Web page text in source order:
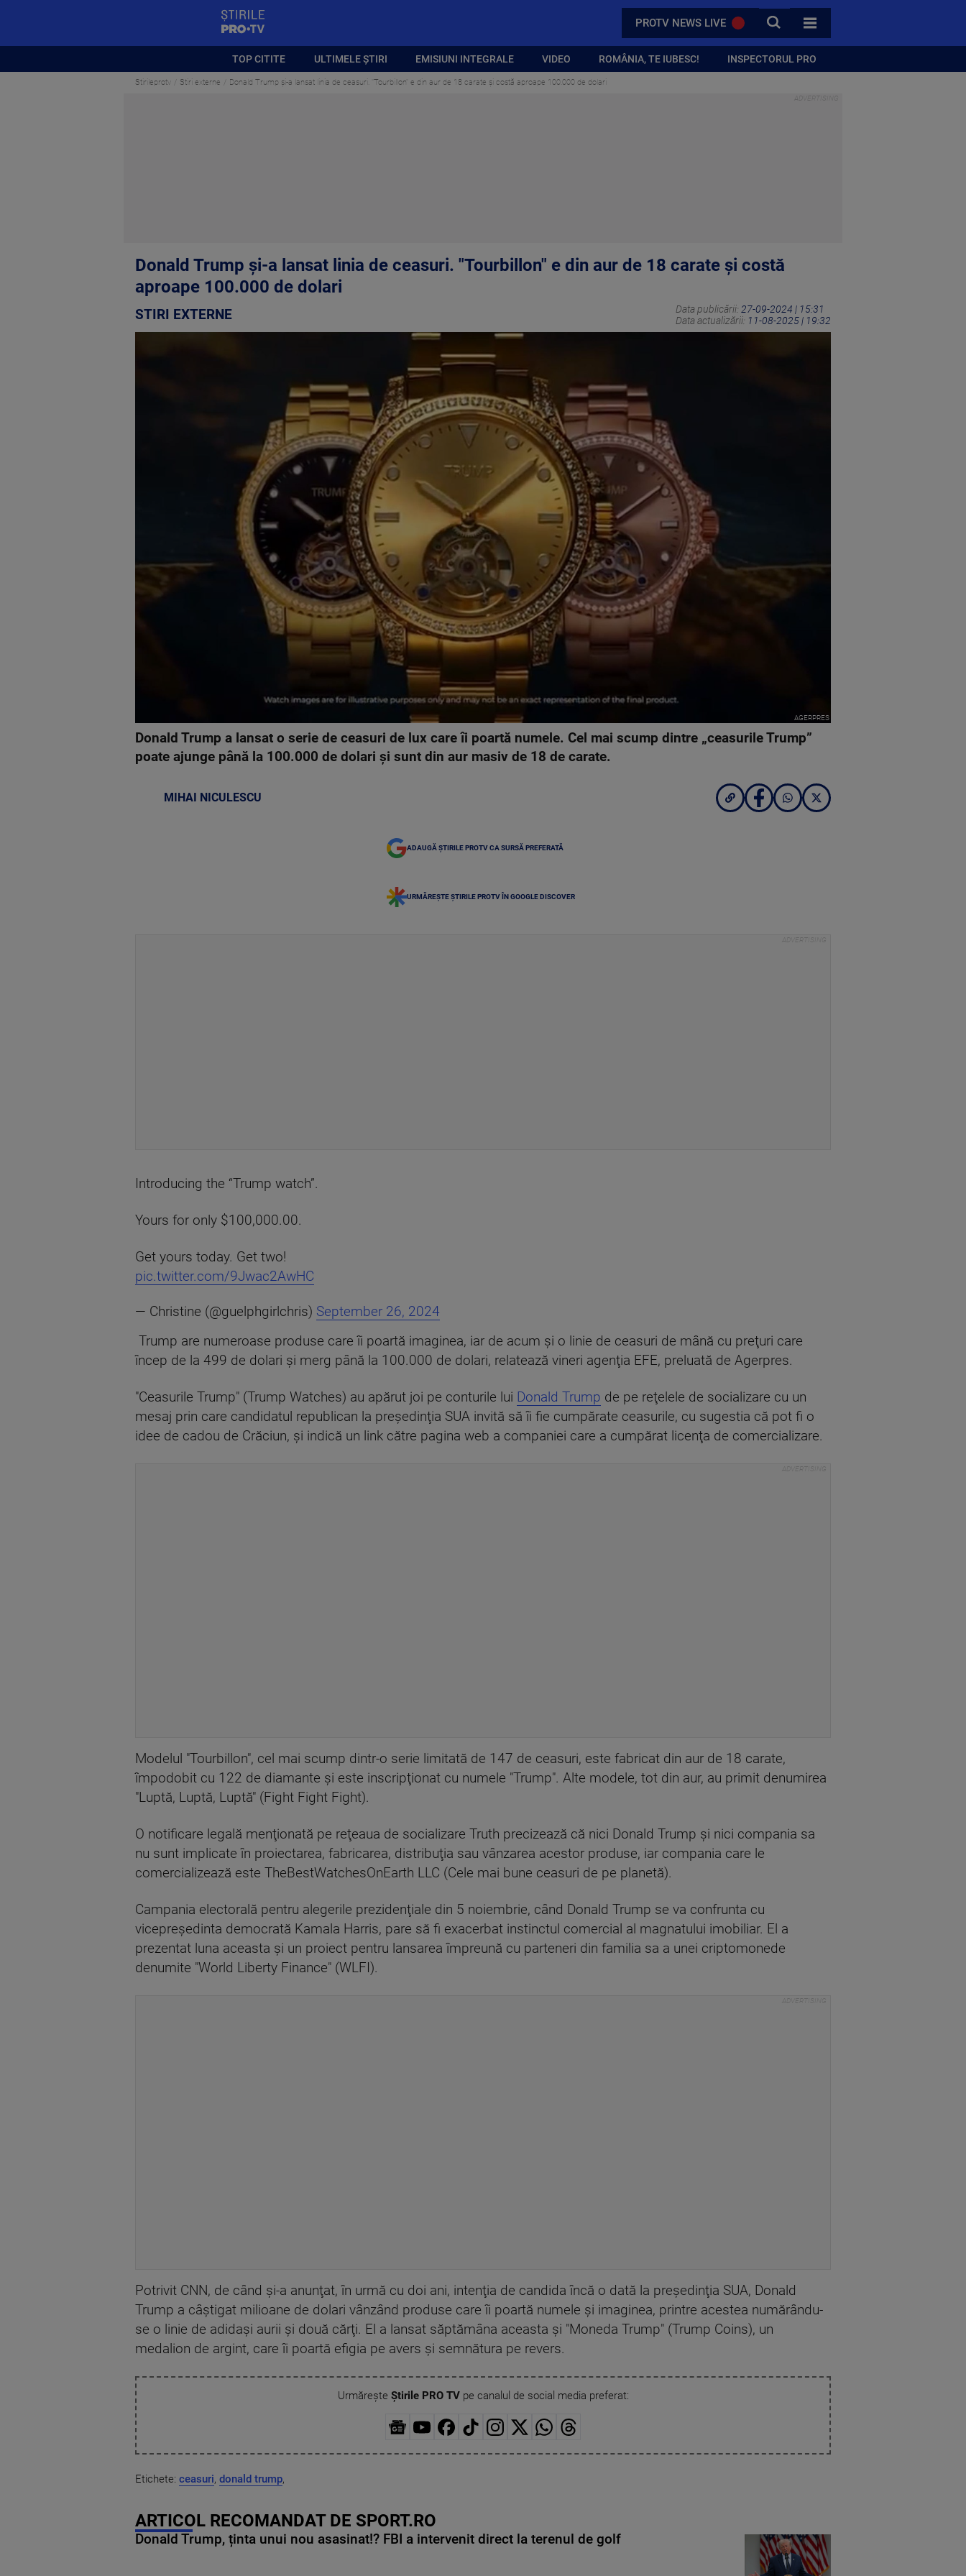
PROTV NEWS LIVE CAUTA
TOATE CATEGORIILE
TOP CITITE ULTIMELE ȘTIRI EMISIUNI INTEGRALE VIDEO ROMÂNIA, TE IUBESC! INSPECTORUL PRO
Stirileprotv Stiri externe Donald Trump și-a lansat linia de ceasuri. "Tourbillon" e din aur de 18 carate și costă aproape 100.000 de dolari
Donald Trump și-a lansat linia de ceasuri. "Tourbillon" e din aur de 18 carate și costă
aproape 100.000 de dolari
STIRI EXTERNE Data publicării: 27-09-2024 | 15:31
Data actualizării: 11-08-2025 | 19:32
AGERPRES
Donald Trump a lansat o serie de ceasuri de lux care îi poartă numele. Cel mai scump dintre „ceasurile Trump”
poate ajunge până la 100.000 de dolari și sunt din aur masiv de 18 de carate.
MIHAI NICULESCU
ADAUGĂ ȘTIRILE PROTV CA SURSĂ PREFERATĂ
URMĂREȘTE ȘTIRILE PROTV ÎN GOOGLE DISCOVER
Introducing the “Trump watch”.
Yours for only $100,000.00.
Get yours today. Get two!
pic.twitter.com/9Jwac2AwHC
— Christine (@guelphgirlchris) September 26, 2024
Trump are numeroase produse care îi poartă imaginea, iar de acum și o linie de ceasuri de mână cu preţuri care
încep de la 499 de dolari şi merg până la 100.000 de dolari, relatează vineri agenţia EFE, preluată de Agerpres.
"Ceasurile Trump" (Trump Watches) au apărut joi pe conturile lui Donald Trump de pe reţelele de socializare cu un
mesaj prin care candidatul republican la preşedinţia SUA invită să îi fie cumpărate ceasurile, cu sugestia că pot fi o
idee de cadou de Crăciun, şi indică un link către pagina web a companiei care a cumpărat licenţa de comercializare.
Modelul "Tourbillon", cel mai scump dintr-o serie limitată de 147 de ceasuri, este fabricat din aur de 18 carate,
împodobit cu 122 de diamante şi este inscripţionat cu numele "Trump". Alte modele, tot din aur, au primit denumirea
"Luptă, Luptă, Luptă" (Fight Fight Fight).
O notificare legală menţionată pe reţeaua de socializare Truth precizează că nici Donald Trump şi nici compania sa
nu sunt implicate în proiectarea, fabricarea, distribuţia sau vânzarea acestor produse, iar compania care le
comercializează este TheBestWatchesOnEarth LLC (Cele mai bune ceasuri de pe planetă).
Campania electorală pentru alegerile prezidenţiale din 5 noiembrie, când Donald Trump se va confrunta cu
vicepreşedinta democrată Kamala Harris, pare să fi exacerbat instinctul comercial al magnatului imobiliar. El a
prezentat luna aceasta şi un proiect pentru lansarea împreună cu parteneri din familia sa a unei criptomonede
denumite "World Liberty Finance" (WLFI).
Potrivit CNN, de când şi-a anunţat, în urmă cu doi ani, intenţia de candida încă o dată la preşedinţia SUA, Donald
Trump a câştigat milioane de dolari vânzând produse care îi poartă numele şi imaginea, printre acestea numărându-
se o linie de adidaşi aurii şi două cărţi. El a lansat săptămâna aceasta şi "Moneda Trump" (Trump Coins), un
medalion de argint, care îi poartă efigia pe avers şi semnătura pe revers.
Urmărește Știrile PRO TVpe canalul de social media preferat:
Etichete: ceasuri, donald trump,
ARTICOL RECOMANDAT DE SPORT.RO
Donald Trump, ținta unui nou asasinat!? FBI a intervenit direct la terenul de golf